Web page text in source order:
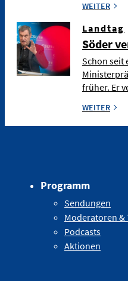
WEITER
Landtag
Söder
Schon seit
früher. Er
WEITER
Programm
Sendungen
Moderatoren &
Podcasts
Aktionen